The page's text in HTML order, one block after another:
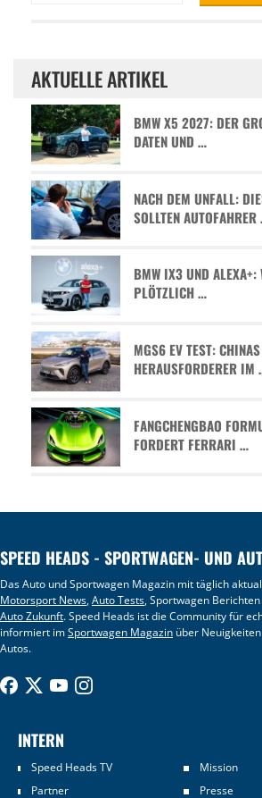
AKTUELLE ARTIKEL
BMW X5 2027: DER
ATEN UND …
NACH DEM UNFALL:
SOLLTEN
BMW IX3 UND ALEXA+:
PLÖTZLICH …
MGS6 EV TEST:
HERAUSFORDERER IM
FANGCHENGBAO
FORDERT FERRARI …
SPEED HEADS - SPORTWAGEN- UND
Das Auto und Sportwagen Magazin mit täglich
Motorsport News,Auto Tests, Sportwagen
Auto Zukunft. Speed Heads ist die Community für
informiert imSportwagen Magazin über
Autos.
INTERN
Speed Heads TV
Mission
Partner
Presse